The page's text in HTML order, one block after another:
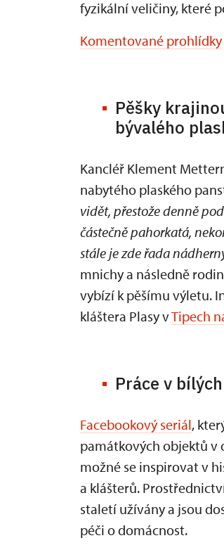
fyzikální veličiny, které
Komentované prohlídky
Pěšky
bývalého
Kancléř Klement
nabytého plaského
vidět, přestože denně
částečně pahorkatá,
stále je zde řada
mnichy a následně
vybízí k pěšímu výletu.
kláštera Plasy vTipech
Práce v
Facebookový seriál,
památkových objektů v
možné se inspirovat v
a klášterů.
staletí užívány a jsou
péči o domácnost.